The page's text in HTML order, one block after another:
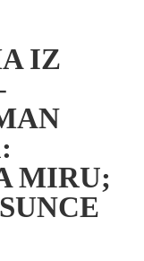
IZ
MIRU;